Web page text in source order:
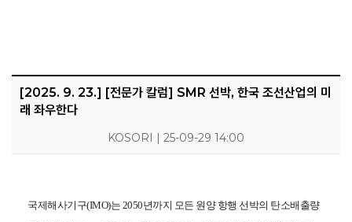
[2025. 9. 23.] [전문가 칼럼] SMR 선박, 한국 조선산업의 미
래 좌우한다
KOSORI | 25-09-29 14:00
국제해사기구(IMO)는 2050년까지 모든 원양 항행 선박의 탄소배출량